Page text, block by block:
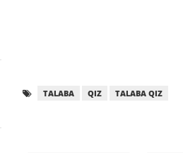
TALABA QIZ TALABA QIZ